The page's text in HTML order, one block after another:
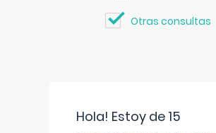
Otras consultas
Hola! Estoy de 15